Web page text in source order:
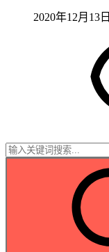
2020年12月13日